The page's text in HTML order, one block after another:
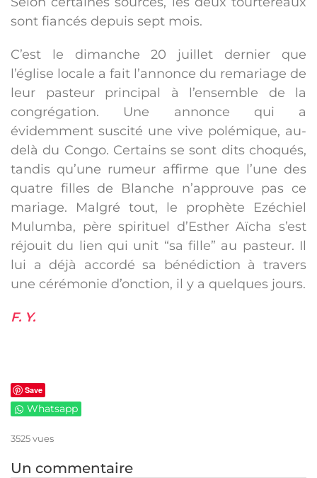
sont fiancés depuis sept mois.
C’est le dimanche 20 juillet dernier que
l’église locale a fait l’annonce du remariage de
leur pasteur principal à l’ensemble de la
congrégation. Une annonce qui a
évidemment suscité une vive polémique, au-
delà du Congo. Certains se sont dits choqués,
tandis qu’une rumeur affirme que l’une des
quatre filles de Blanche n’approuve pas ce
mariage. Malgré tout, le prophète Ezéchiel
Mulumba, père spirituel d’Esther Aïcha s’est
réjouit du lien qui unit “sa fille” au pasteur. Il
lui a déjà accordé sa bénédiction à travers
une cérémonie d’onction, il y a quelques jours.
F. Y.
Save
Whatsapp
3525 vues
Un commentaire